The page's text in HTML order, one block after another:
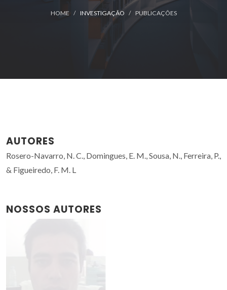
HOME INVESTIGAÇÃO PUBLICAÇÕES
AUTORES
Rosero-Navarro, N. C., Domingues, E. M., Sousa, N., Ferreira, P.,
& Figueiredo, F. M. L
NOSSOS AUTORES